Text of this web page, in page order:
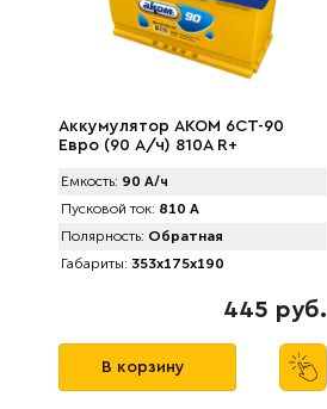
Аккумулятор AКОМ 6CT-90
Евро (90 А/ч) 810А R+
Емкость: 90 А/ч
Пусковой ток: 810 А
Полярность: Обратная
Габариты: 353x175x190
445 руб.
В корзину